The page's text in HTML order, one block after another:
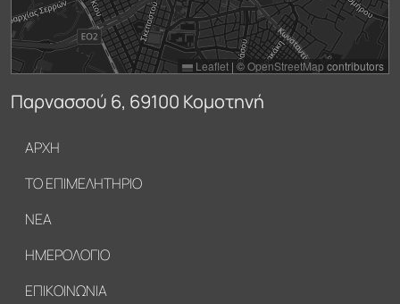
Υποσέλιδο
ΑΡΧΗ
ΤΟ ΕΠΙΜΕΛΗΤΗΡΙΟ
ΝΕΑ
ΗΜΕΡΟΛΟΓΙΟ
ΕΠΙΚΟΙΝΩΝΙΑ
Leaflet | ©OpenStreetMap contributors
Παρνασσού 6, 69100 Κομοτηνή